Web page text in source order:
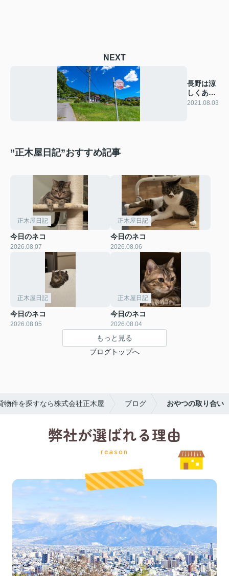
NEXT
長野は涼
しくあり
ません。
2021.08.03
”正木屋日記”おすすめ記事
正木屋日記
今日のネコ
2026.08.07
正木屋日記
今日のネコ
2026.08.06
正木屋日記
今日のネコ
2026.08.05
正木屋日記
今日のネコ
2026.08.04
もっと見る
ブログトップへ
物件を探すなら株式会社正木屋 ブログ おやつの取り合い
弊社が選ばれる理由
reason